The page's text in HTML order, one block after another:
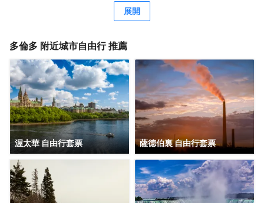
酒店種類繁多的休閒設施能為每一位下榻於此的您創造多元
化的休閒空間，這其中包括健身室和按摩室。酒店的會議廳
因。為了方便旅客，外幣兑換服務已為您準備就緒。
展開
多倫多 附近城市自由行 推薦
渥太華 自由行套票 薩德伯裏 自由行套票